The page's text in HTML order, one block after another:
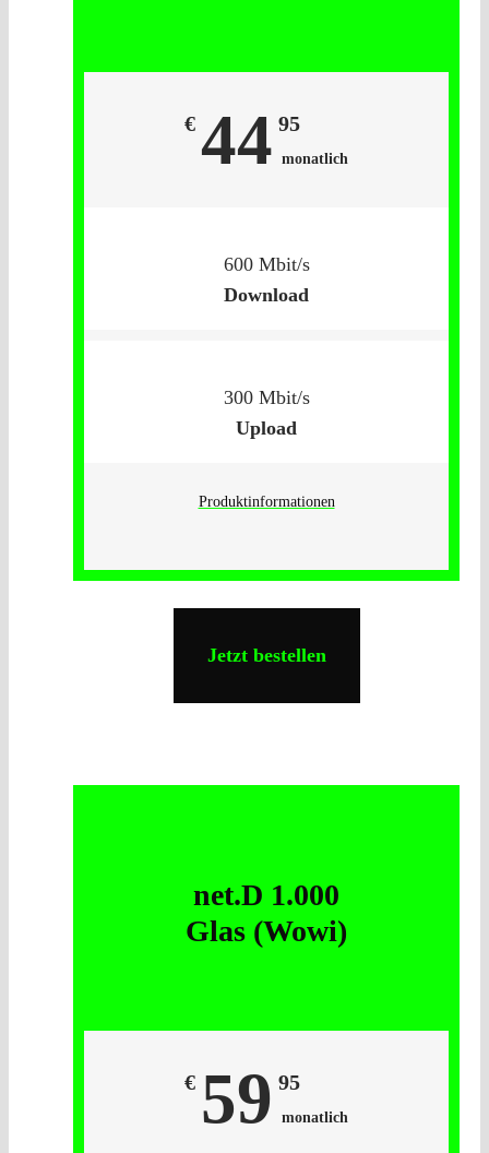
€ 44 95
monatlich
600 Mbit/s
Download
300 Mbit/s
Upload
Produktinformationen
Jetzt bestellen
net.D 1.000
Glas (Wowi)
€ 59 95
monatlich